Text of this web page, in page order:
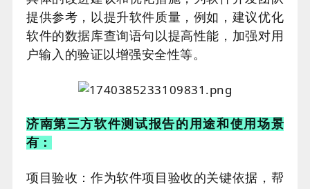
提供参考，以提升软件质量，例如，建议优化
软件的数据库查询语句以提高性能，加强对用
户输入的验证以增强安全性等。
济南第三方软件测试报告的用途和使用场景
有：
项目验收：作为软件项目验收的关键依据，帮